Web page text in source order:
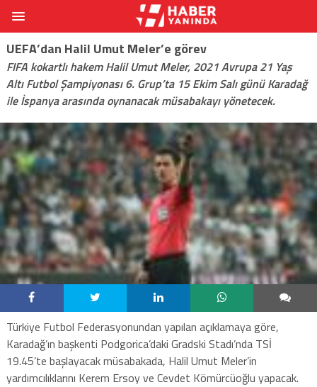
UEFA’dan Halil Umut Meler’e görev
FIFA kokartlı hakem Halil Umut Meler, 2021 Avrupa 21 Yaş
Altı Futbol Şampiyonası 6. Grup’ta 15 Ekim Salı günü Karadağ
ile İspanya arasında oynanacak müsabakayı yönetecek.
Türkiye Futbol Federasyonundan yapılan açıklamaya göre,
Karadağ’ın başkenti Podgorica’daki Gradski Stadı’nda TSİ
19.45’te başlayacak müsabakada, Halil Umut Meler’in
yardımcılıklarını Kerem Ersoy ve Cevdet Kömürcüoğlu yapacak.